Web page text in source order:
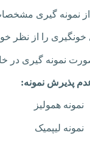
نمونه گیری مشخصات
را از نظر
نمونه گیری در
پذیرش نمونه:
نمونه همولیز
نمونه لیپمیک